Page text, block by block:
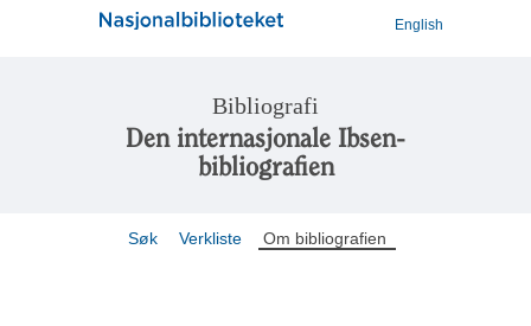
English
Bibliografi
Den internasjonale Ibsen-
bibliografien
Søk Verkliste Om bibliografien